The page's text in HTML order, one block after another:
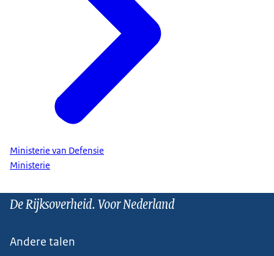
Ministerie van Defensie
Ministerie
De Rijksoverheid. Voor Nederland
Andere talen